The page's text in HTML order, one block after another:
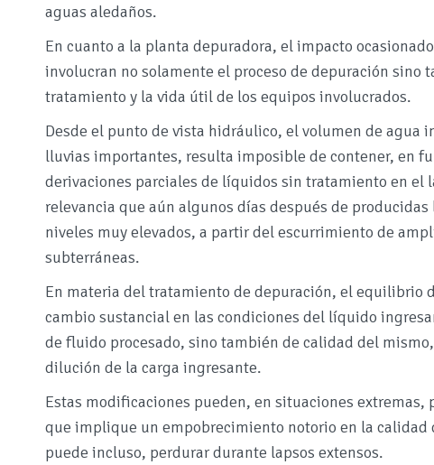
aguas aledaños.
En cuanto a la planta depuradora, el impacto
involucran no solamente el proceso de depuración
tratamiento y la vida útil de los equipos involucrados.
Desde el punto de vista hidráulico, el volumen de agua
lluvias importantes, resulta imposible de contener, en
derivaciones parciales de líquidos sin tratamiento en el
relevancia que aún algunos días después de
niveles muy elevados, a partir del escurrimiento de
subterráneas.
En materia del tratamiento de depuración, el equilibrio
cambio sustancial en las condiciones del líquido
de fluido procesado, sino también de calidad del
dilución de la carga ingresante.
Estas modificaciones pueden, en situaciones
que implique un empobrecimiento notorio en la
puede incluso, perdurar durante lapsos extensos.